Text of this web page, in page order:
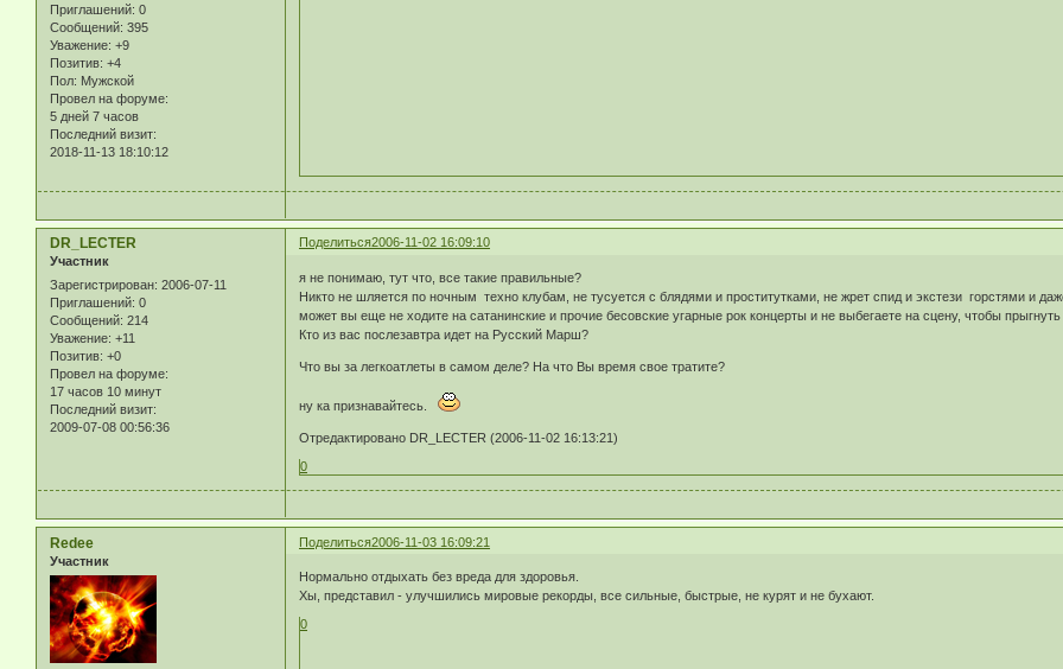
Приглашений: 0
Сообщений: 395
Уважение: +9
Позитив: +4
Пол: Мужской
Провел на форуме:
5 дней 7 часов
Последний визит:
2018-11-13 18:10:12
Поделиться2006-11-02 16:09:10
DR_LECTER
Участник
Зарегистрирован: 2006-07-11
Приглашений: 0
Сообщений: 214
Уважение: +11
Позитив: +0
Провел на форуме:
17 часов 10 минут
Последний визит:
2009-07-08 00:56:36
я не понимаю, тут что, все такие правильные?
Никто не шляется по ночным техно клубам, не тусуется с блядями и проститутками, не жрет спид и экстези горстями и
может вы еще не ходите на сатанинские и прочие бесовские угарные рок концерты и не выбегаете на сцену, чтобы
Кто из вас послезавтра идет на Русский Марш?
Что вы за легкоатлеты в самом деле? На что Вы время свое тратите?
ну ка признавайтесь.
Отредактировано DR_LECTER (2006-11-02 16:13:21)
0
Поделиться2006-11-03 16:09:21
Redee
Участник
Нормально отдыхать без вреда для здоровья.
Хы, представил - улучшились мировые рекорды, все сильные, быстрые, не курят и не бухают.
0